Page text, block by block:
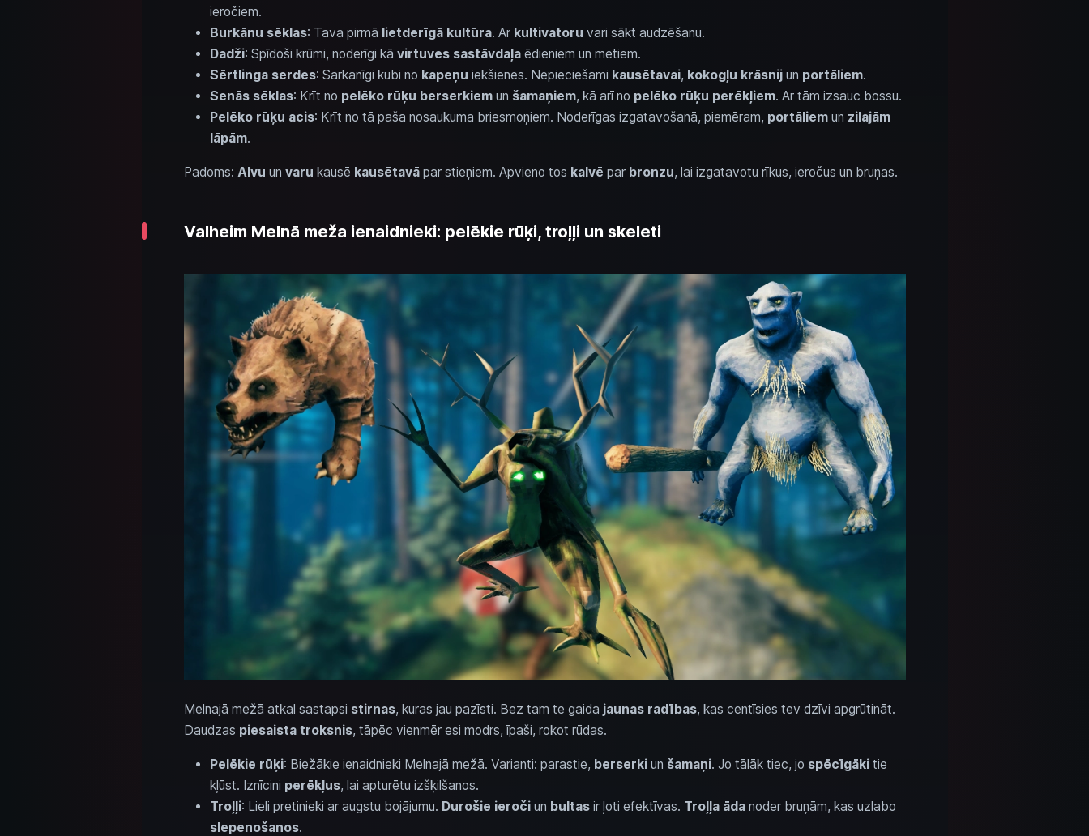
ieročiem.
Burkānu sēklas: Tava pirmā lietderīgā kultūra. Ar kultivatoru vari sākt audzēšanu.
Dadži: Spīdoši krūmi, noderīgi kā virtuves sastāvdaļaēdieniem un metiem.
Sērtlinga serdes: Sarkanīgi kubi no kapeņu iekšienes. Nepieciešami kausētavai, kokogļu krāsnijun portāliem.
Senās sēklas: Krīt no pelēko rūķu berserkiemun šamaņiem, kā arī no pelēko rūķu perēkļiem. Ar tām izsauc bossu.
Pelēko rūķu acis: Krīt no tā paša nosaukuma briesmoņiem. Noderīgas izgatavošanā, piemēram, portāliemun zilajām
lāpām.
Padoms: Alvu un varu kausē kausētavāpar stieņiem. Apvieno tos kalvē par bronzu, lai izgatavotu rīkus, ieročus un bruņas.
Valheim Melnā meža ienaidnieki: pelēkie rūķi, troļļi un skeleti
Melnajā mežā atkal sastapsi stirnas, kuras jau pazīsti. Bez tam te gaida jaunas radības, kas centīsies tev dzīvi apgrūtināt.
Daudzas piesaista troksnis, tāpēc vienmēr esi modrs, īpaši, rokot rūdas.
Pelēkie rūķi: Biežākie ienaidnieki Melnajā mežā. Varianti: parastie, berserkiun šamaņi. Jo tālāk tiec, jo spēcīgākitie
kļūst. Iznīcini perēkļus, lai apturētu izšķilšanos.
Troļļi: Lieli pretinieki ar augstu bojājumu. Durošie ieročiun bultasir ļoti efektīvas. Troļļa ādanoder bruņām, kas uzlabo
slepenošanos.